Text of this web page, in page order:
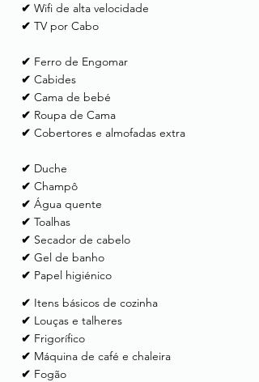
✔ Wifi de alta velocidade
✔ TV por Cabo
✔ Ferro de Engomar
✔ Cabides
✔ Cama de bebé
✔ Roupa de Cama
✔ Cobertores e almofadas extra
✔ Duche
✔ Champô
✔ Água quente
✔ Toalhas
✔ Secador de cabelo
✔ Gel de banho
✔ Papel higiénico
✔ Itens básicos de cozinha
✔ Louças e talheres
✔ Frigorífico
✔ Máquina de café e chaleira
✔ Fogão